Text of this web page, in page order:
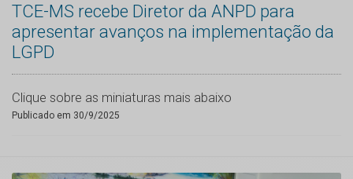
TCE-MS recebe Diretor da ANPD para
apresentar avanços na implementação da
LGPD
Clique sobre as miniaturas mais abaixo
Publicado em 30/9/2025